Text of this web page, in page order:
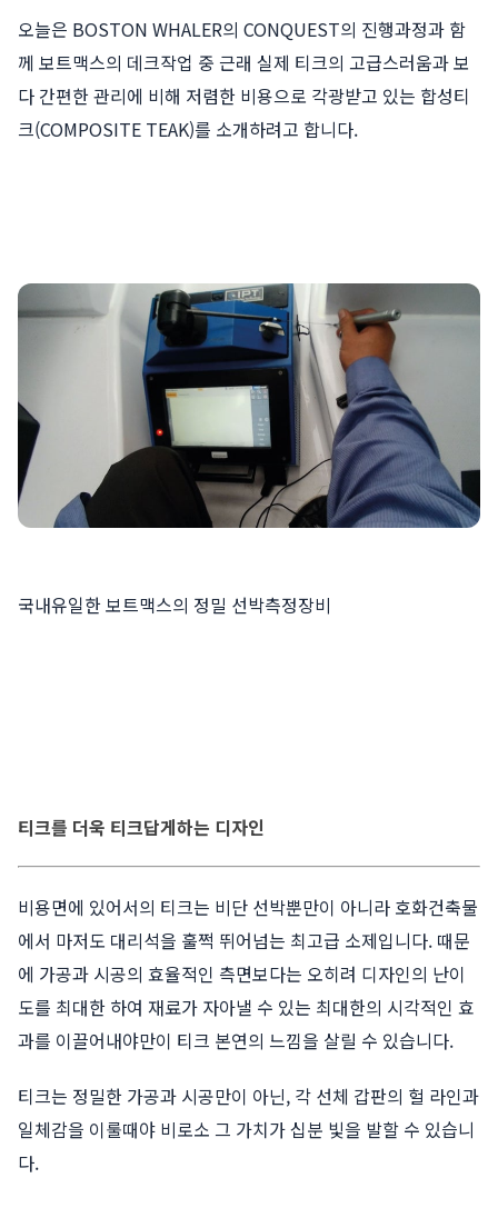
오늘은 BOSTON WHALER의 CONQUEST의 진행과정과 함
께 보트맥스의 데크작업 중 근래 실제 티크의 고급스러움과 보
다 간편한 관리에 비해 저렴한 비용으로 각광받고 있는 합성티
크(COMPOSITE TEAK)를 소개하려고 합니다.
국내유일한 보트맥스의 정밀 선박측정장비
티크를 더욱 티크답게하는 디자인
비용면에 있어서의 티크는 비단 선박뿐만이 아니라 호화건축물
에서 마저도 대리석을 훌쩍 뛰어넘는 최고급 소제입니다. 때문
에 가공과 시공의 효율적인 측면보다는 오히려 디자인의 난이
도를 최대한 하여 재료가 자아낼 수 있는 최대한의 시각적인 효
과를 이끌어내야만이 티크 본연의 느낌을 살릴 수 있습니다.
티크는 정밀한 가공과 시공만이 아닌, 각 선체 갑판의 헐 라인과
일체감을 이룰때야 비로소 그 가치가 십분 빛을 발할 수 있습니
다.